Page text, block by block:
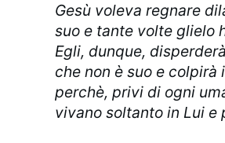
Gesù voleva regnare
suo e tante volte glielo
Egli, dunque,
che non è suo e colpirà
perchè, privi di ogni
vivano soltanto in Lui e